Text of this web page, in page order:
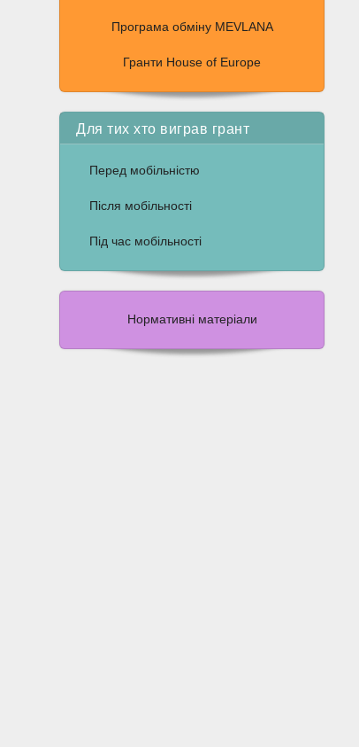
Програма обміну MEVLANA
Гранти House of Europe
Для тих хто виграв грант
Перед мобільністю
Після мобільності
Під час мобільності
Нормативні матеріали